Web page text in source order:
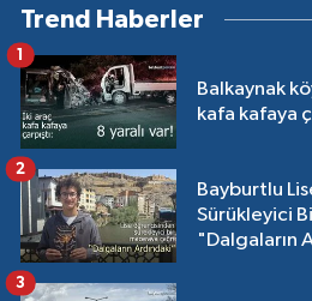
Trend Haberler
Balkaynak
kafa kafaya
1
Bayburtlu
Sürükleyici
"Dalgaların
2
3